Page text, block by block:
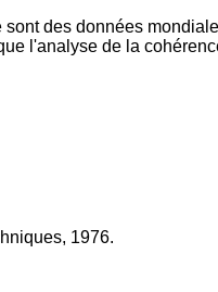
des données
l'analyse de la
1976.